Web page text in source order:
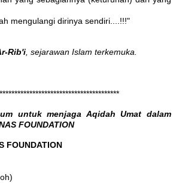
mengulangi dirinya sendiri....!!!"
Rib'i, sejarawan Islam terkemuka.
untuk menjaga Aqidah Umat dalam
FOUNDATION
FOUNDATION